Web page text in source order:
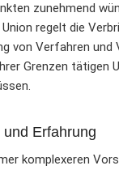
zunehmend
regelt die
von Verfahren und
Grenzen tätigen
Erfahrung
komplexeren